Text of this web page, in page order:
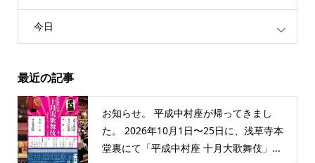
今日
最近の記事
お知らせ。 平成中村座が帰ってきまし
た。 2026年10月1日〜25日に、浅草寺本
堂裏にて「平成中村座 十月大歌舞伎」...